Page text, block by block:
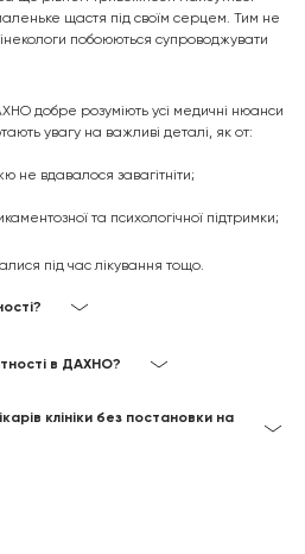
щастя під своїм серцем. Тим не
побоюються супроводжувати
добре розуміють усі медичні нюанси
увагу на важливі деталі, як от:
не вдавалося завагітніти;
та психологічної підтримки;
під час лікування тощо.
в ДАХНО?
клініки без постановки на